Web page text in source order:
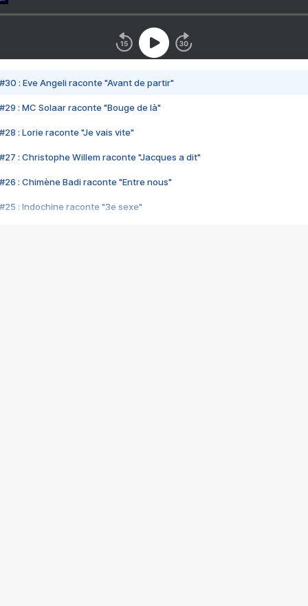
#30 : Eve Angeli raconte "Avant de partir"
#29 : MC Solaar raconte "Bouge de là"
#28 : Lorie raconte "Je vais vite"
#27 : Christophe Willem raconte "Jacques a dit"
#26 : Chimène Badi raconte "Entre nous"
#25 : Indochine raconte "3e sexe"